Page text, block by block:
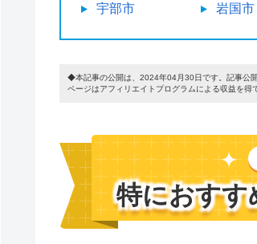
宇部市 岩国市
◆本記事の公開は、2024年04月30日です。記事公
ページはアフィリエイトプログラムによる収益を
特におすす